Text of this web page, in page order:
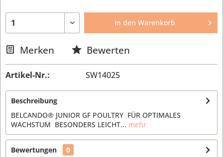
In den Warenkorb
Merken Bewerten
Artikel-Nr.: SW14025
Beschreibung
BELCANDO® JUNIOR GF POULTRY FÜR OPTIMALES
WACHSTUM BESONDERS LEICHT... mehr
Bewertungen
0